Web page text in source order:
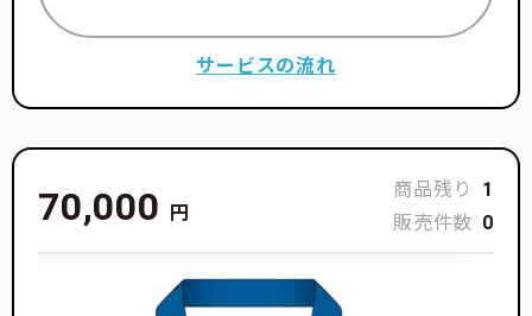
サービスの流れ
70,000 円
商品残り
1
販売件数 0